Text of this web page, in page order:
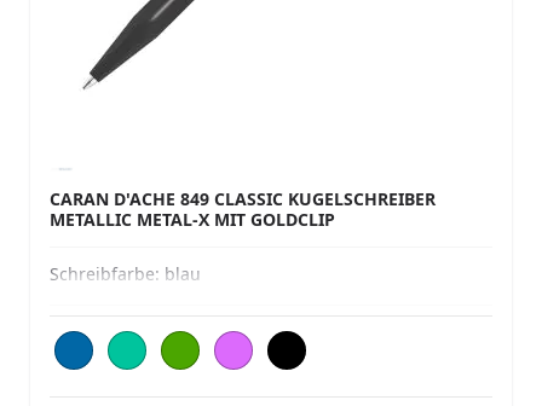
CARAN D'ACHE 849 CLASSIC KUGELSCHREIBER
METALLIC METAL-X MIT GOLDCLIP
Schreibfarbe: blau